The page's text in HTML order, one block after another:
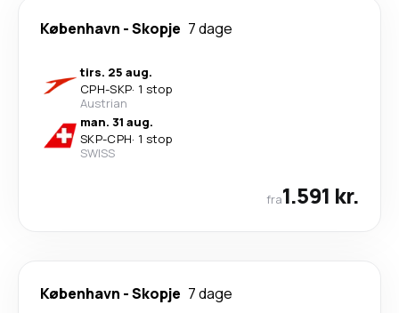
København -Skopje 7 dage
tirs. 25 aug.
CPH-SKP· 1 stop
Austrian
man. 31 aug.
SKP-CPH· 1 stop
SWISS
fra1.591 kr.
København -Skopje 7 dage